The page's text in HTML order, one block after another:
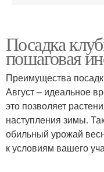
Время для
Успешная
Посадка
пошаговая
Преимущества
Август – идеальное
это позволяет
наступления зимы.
обильный урожай
к условиям вашего